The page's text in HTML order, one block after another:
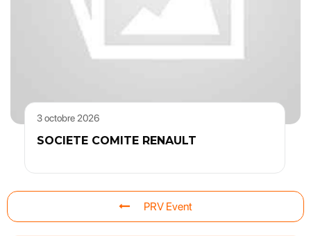
3 octobre 2026
SOCIETE COMITE RENAULT
PRV Event